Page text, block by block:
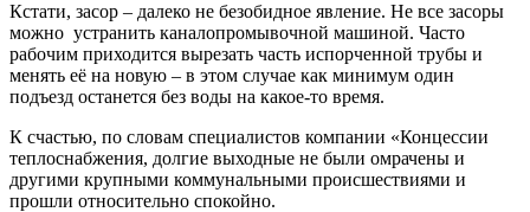
Кстати, засор – далеко не безобидное явление. Не все засоры
можно устранить каналопромывочной машиной. Часто
рабочим приходится вырезать часть испорченной трубы и
менять её на новую – в этом случае как минимум один
подъезд останется без воды на какое-то время.
К счастью, по словам специалистов компании «Концессии
теплоснабжения, долгие выходные не были омрачены и
другими крупными коммунальными происшествиями и
прошли относительно спокойно.